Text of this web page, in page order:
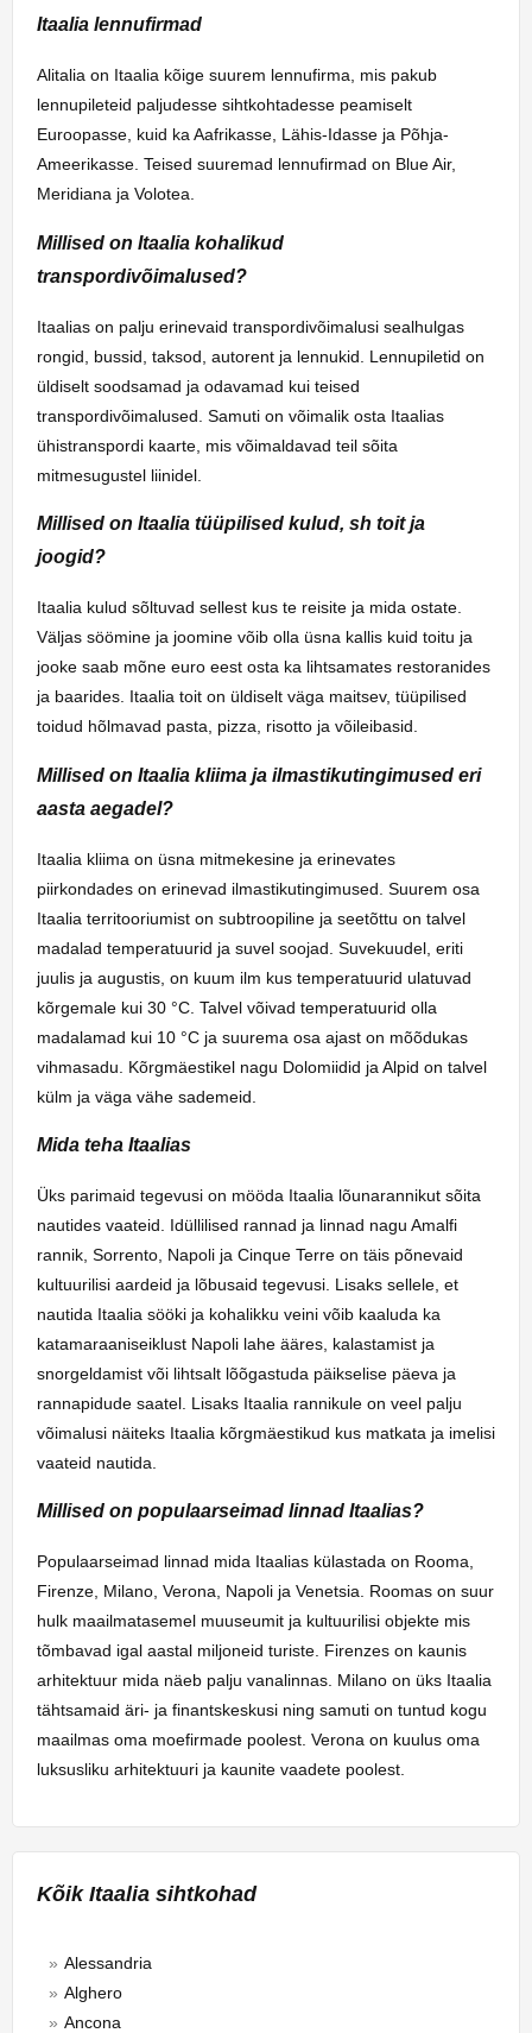
Itaalia lennufirmad
Alitalia on Itaalia kõige suurem lennufirma, mis pakub
lennupileteid paljudesse sihtkohtadesse peamiselt
Euroopasse, kuid ka Aafrikasse, Lähis-Idasse ja Põhja-
Ameerikasse. Teised suuremad lennufirmad on Blue Air,
Meridiana ja Volotea.
Millised on Itaalia kohalikud
transpordivõimalused?
Itaalias on palju erinevaid transpordivõimalusi sealhulgas
rongid, bussid, taksod, autorent ja lennukid. Lennupiletid on
üldiselt soodsamad ja odavamad kui teised
transpordivõimalused. Samuti on võimalik osta Itaalias
ühistranspordi kaarte, mis võimaldavad teil sõita
mitmesugustel liinidel.
Millised on Itaalia tüüpilised kulud, sh toit ja
joogid?
Itaalia kulud sõltuvad sellest kus te reisite ja mida ostate.
Väljas söömine ja joomine võib olla üsna kallis kuid toitu ja
jooke saab mõne euro eest osta ka lihtsamates restoranides
ja baarides. Itaalia toit on üldiselt väga maitsev, tüüpilised
toidud hõlmavad pasta, pizza, risotto ja võileibasid.
Millised on Itaalia kliima ja ilmastikutingimused eri
aasta aegadel?
Itaalia kliima on üsna mitmekesine ja erinevates
piirkondades on erinevad ilmastikutingimused. Suurem osa
Itaalia territooriumist on subtroopiline ja seetõttu on talvel
madalad temperatuurid ja suvel soojad. Suvekuudel, eriti
juulis ja augustis, on kuum ilm kus temperatuurid ulatuvad
kõrgemale kui 30 °C. Talvel võivad temperatuurid olla
madalamad kui 10 °C ja suurema osa ajast on mõõdukas
vihmasadu. Kõrgmäestikel nagu Dolomiidid ja Alpid on talvel
külm ja väga vähe sademeid.
Mida teha Itaalias
Üks parimaid tegevusi on mööda Itaalia lõunarannikut sõita
nautides vaateid. Idüllilised rannad ja linnad nagu Amalfi
rannik, Sorrento, Napoli ja Cinque Terre on täis põnevaid
kultuurilisi aardeid ja lõbusaid tegevusi. Lisaks sellele, et
nautida Itaalia sööki ja kohalikku veini võib kaaluda ka
katamaraaniseiklust Napoli lahe ääres, kalastamist ja
snorgeldamist või lihtsalt lõõgastuda päikselise päeva ja
rannapidude saatel. Lisaks Itaalia rannikule on veel palju
võimalusi näiteks Itaalia kõrgmäestikud kus matkata ja imelisi
vaateid nautida.
Millised on populaarseimad linnad Itaalias?
Populaarseimad linnad mida Itaalias külastada on Rooma,
Firenze, Milano, Verona, Napoli ja Venetsia. Roomas on suur
hulk maailmatasemel muuseumit ja kultuurilisi objekte mis
tõmbavad igal aastal miljoneid turiste. Firenzes on kaunis
arhitektuur mida näeb palju vanalinnas. Milano on üks Itaalia
tähtsamaid äri- ja finantskeskusi ning samuti on tuntud kogu
maailmas oma moefirmade poolest. Verona on kuulus oma
luksusliku arhitektuuri ja kaunite vaadete poolest.
Kõik Itaalia sihtkohad
Alessandria
Alghero
Ancona